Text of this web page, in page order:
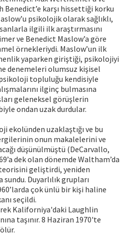
karşı hissettiği korku
psikolojik olarak sağlıklı,
ilgili ilk araştırmasını
ve Benedict Maslow’a göre
örnekleriydi. Maslow’un ilk
yaparken giriştiği, psikolojiyi
denemeleri olumsuz kişisel
topluluğu kendisiyle
ilginç bulmasına
geleneksel görüşlerin
ondan uzak durdular.
ekolünden uzaklaştığı ve bu
onun makalelerini ve
düşünülmüştü (DeCarvallo,
dek olan dönemde Waltham’da
geliştirdi, yeniden
Duyarlılık grupları
çok ünlü bir kişi haline
seçildi.
Kaliforniya'daki Laughlin
taşınır. 8 Haziran 1970'te